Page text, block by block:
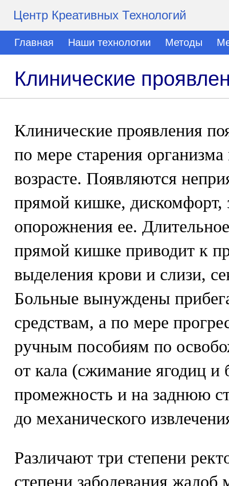
Центр Креативных Технологий
Главная Наши технологии Методы
Клинические
Клинические проявления
по мере старения
возрасте. Появляются
прямой кишке, дискомфорт,
опорожнения ее.
прямой кишке приводит к
выделения крови и слизи,
Больные вынуждены
средствам, а по мере
ручным пособиям по
от кала (сжимание ягодиц и
промежность и на заднюю
до механического
Различают три степени
степени заболевания